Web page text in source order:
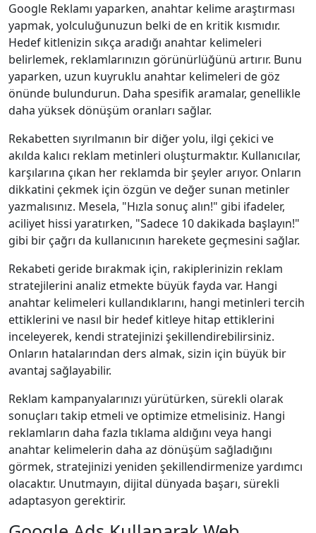
Google Reklamı yaparken, anahtar kelime araştırması
yapmak, yolculuğunuzun belki de en kritik kısmıdır.
Hedef kitlenizin sıkça aradığı anahtar kelimeleri
belirlemek, reklamlarınızın görünürlüğünü artırır. Bunu
yaparken, uzun kuyruklu anahtar kelimeleri de göz
önünde bulundurun. Daha spesifik aramalar, genellikle
daha yüksek dönüşüm oranları sağlar.
Rekabetten sıyrılmanın bir diğer yolu, ilgi çekici ve
akılda kalıcı reklam metinleri oluşturmaktır. Kullanıcılar,
karşılarına çıkan her reklamda bir şeyler arıyor. Onların
dikkatini çekmek için özgün ve değer sunan metinler
yazmalısınız. Mesela, "Hızla sonuç alın!" gibi ifadeler,
aciliyet hissi yaratırken, "Sadece 10 dakikada başlayın!"
gibi bir çağrı da kullanıcının harekete geçmesini sağlar.
Rekabeti geride bırakmak için, rakiplerinizin reklam
stratejilerini analiz etmekte büyük fayda var. Hangi
anahtar kelimeleri kullandıklarını, hangi metinleri tercih
ettiklerini ve nasıl bir hedef kitleye hitap ettiklerini
inceleyerek, kendi stratejinizi şekillendirebilirsiniz.
Onların hatalarından ders almak, sizin için büyük bir
avantaj sağlayabilir.
Reklam kampanyalarınızı yürütürken, sürekli olarak
sonuçları takip etmeli ve optimize etmelisiniz. Hangi
reklamların daha fazla tıklama aldığını veya hangi
anahtar kelimelerin daha az dönüşüm sağladığını
görmek, stratejinizi yeniden şekillendirmenize yardımcı
olacaktır. Unutmayın, dijital dünyada başarı, sürekli
adaptasyon gerektirir.